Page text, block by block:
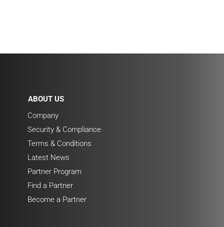
ABOUT US
Company
Security & Compliance
Terms & Conditions
Latest News
Partner Program
Find a Partner
Become a Partner